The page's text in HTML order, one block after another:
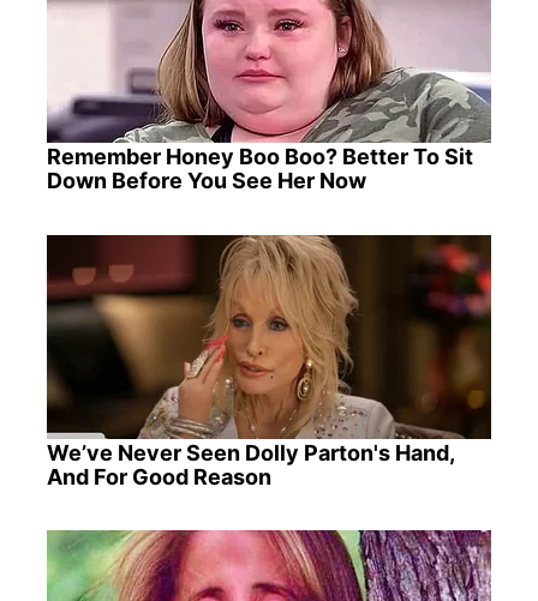
Remember Honey Boo Boo? Better To Sit
Down Before You See Her Now
We’ve Never Seen Dolly Parton's Hand,
And For Good Reason